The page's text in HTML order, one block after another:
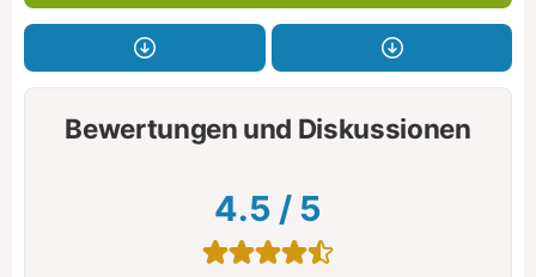
Bewertungen und Diskussionen
4.5 / 5